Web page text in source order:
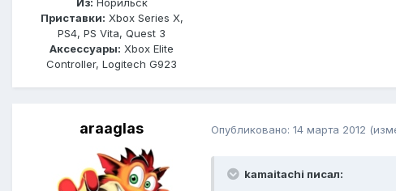
Приставки: Xbox Series X,
PS4, PS Vita, Quest 3
Аксессуары: Xbox Elite
Controller, Logitech G923
araaglas Опубликовано: 14 марта 2012
kamaitachi писал: